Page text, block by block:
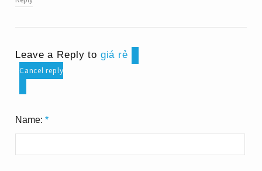
Leave a Reply to giá rẻ
Cancel reply
Name:*